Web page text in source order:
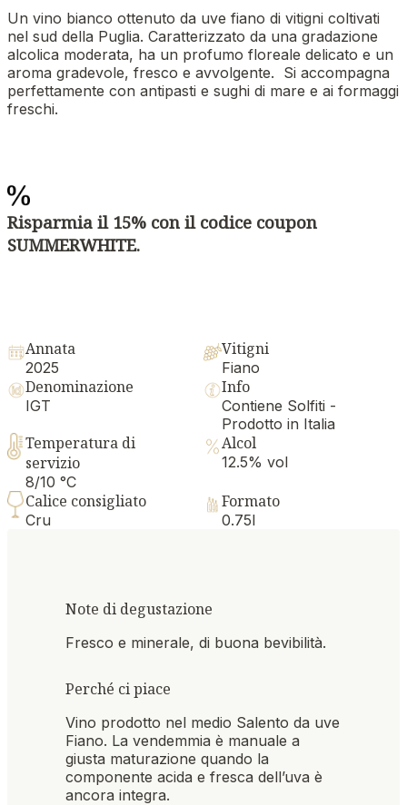
Un vino bianco ottenuto da uve fiano di vitigni coltivati
nel sud della Puglia. Caratterizzato da una gradazione
alcolica moderata, ha un profumo floreale delicato e un
aroma gradevole, fresco e avvolgente. Si accompagna
perfettamente con antipasti e sughi di mare e ai formaggi
freschi.
Risparmia il 15% con il codice coupon
SUMMERWHITE.
Annata
2025
Vitigni
Fiano
Denominazione
IGT
Info
Contiene Solfiti -
Prodotto in Italia
Temperatura di
servizio
8/10 °C
Alcol
12.5% vol
Calice consigliato
Cru
Formato
0.75l
Note di degustazione
Fresco e minerale, di buona bevibilità.
Perché ci piace
Vino prodotto nel medio Salento da uve
Fiano. La vendemmia è manuale a
giusta maturazione quando la
componente acida e fresca dell’uva è
ancora integra.